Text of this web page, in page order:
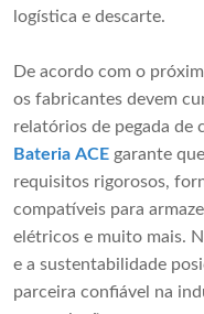
logística e descarte.
De acordo com o
os fabricantes devem
relatórios de pegada de
Bateria ACE garante
requisitos rigorosos,
compatíveis para
elétricos e muito mais.
e a sustentabilidade
parceira confiável na